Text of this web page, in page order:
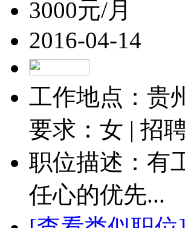
3000元/月
2016-04-14
工作地点：贵
要求：女 | 招
职位描述：有
任心的优先...